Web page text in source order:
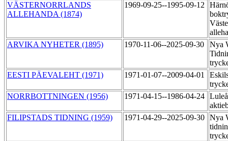
VÄSTERNORRLANDS
ALLEHANDA (1874)
1969-09-25--1995-09-12
ARVIKA NYHETER (1895)
1970-11-06--2025-09-30
Nya
EESTI PÄEVALEHT (1971)
1971-01-07--2009-04-01
NORRBOTTNINGEN (1956)
1971-04-15--1986-04-24
FILIPSTADS TIDNING (1959)
1971-04-29--2025-09-30 Nya